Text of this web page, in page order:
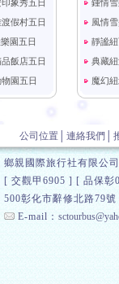
公司位置 連絡我們
鄉親國際旅行社有限
[ 交觀甲6905 ] [ 品保
500彰化市辭修北路79
E-mail：